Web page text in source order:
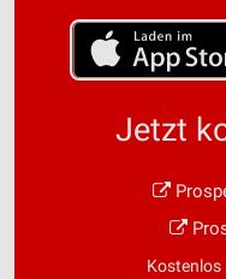
Jetzt
Kostenlos